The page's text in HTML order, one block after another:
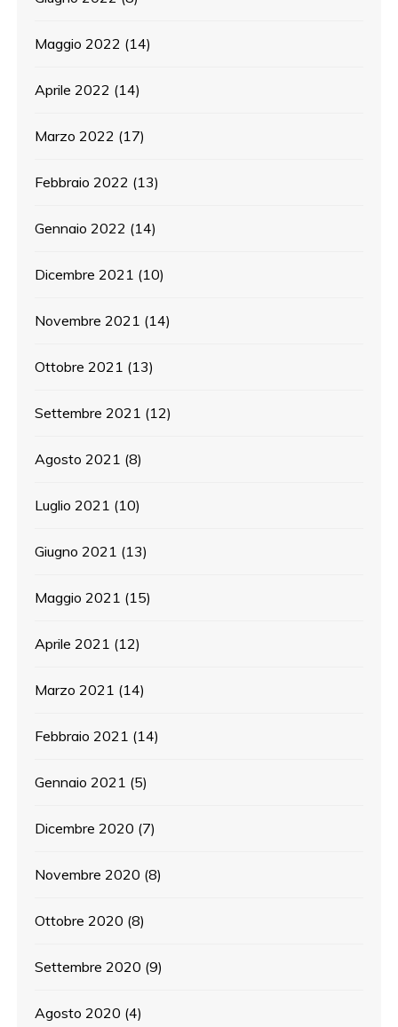
Maggio 2022 (14)
Aprile 2022 (14)
Marzo 2022 (17)
Febbraio 2022 (13)
Gennaio 2022 (14)
Dicembre 2021 (10)
Novembre 2021 (14)
Ottobre 2021 (13)
Settembre 2021 (12)
Agosto 2021 (8)
Luglio 2021 (10)
Giugno 2021 (13)
Maggio 2021 (15)
Aprile 2021 (12)
Marzo 2021 (14)
Febbraio 2021 (14)
Gennaio 2021 (5)
Dicembre 2020 (7)
Novembre 2020 (8)
Ottobre 2020 (8)
Settembre 2020 (9)
Agosto 2020 (4)